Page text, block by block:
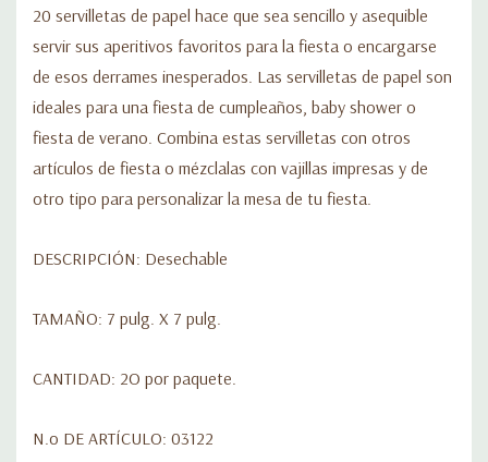
20 servilletas de papel hace que sea sencillo y asequible
servir sus aperitivos favoritos para la fiesta o encargarse
de esos derrames inesperados. Las servilletas de papel son
ideales para una fiesta de cumpleaños, baby shower o
fiesta de verano. Combina estas servilletas con otros
artículos de fiesta o mézclalas con vajillas impresas y de
otro tipo para personalizar la mesa de tu fiesta.
DESCRIPCIÓN: Desechable
TAMAÑO: 7 pulg. X 7 pulg.
CANTIDAD: 2O por paquete.
N.o DE ARTÍCULO: 03122